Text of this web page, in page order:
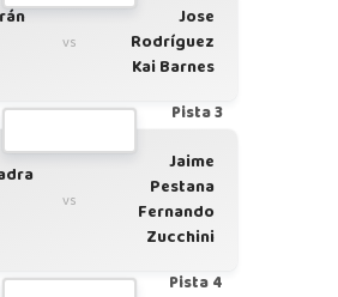
vs
Jose
Rodríguez
Kai Barnes
Pista 3
vs
Jaime
Pestana
Fernando
Zucchini
Pista 4